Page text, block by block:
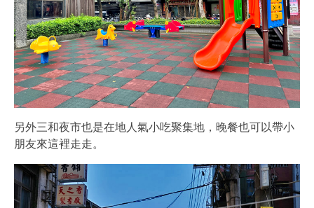
另外三和夜市也是在地人氣小吃聚集地，晚餐也可以帶小
朋友來這裡走走。